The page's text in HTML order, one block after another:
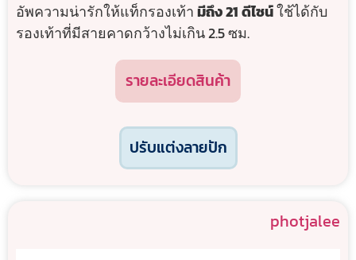
อัพความน่ารักให้แท็กรองเท้ามีถึง 21 ดีไซน์ใช้ได้กับ
รองเท้าที่มีสายคาดกว้างไม่เกิน 2.5 ซม.
รายละเอียดสินค้า
ปรับแต่งลายปัก
photjalee